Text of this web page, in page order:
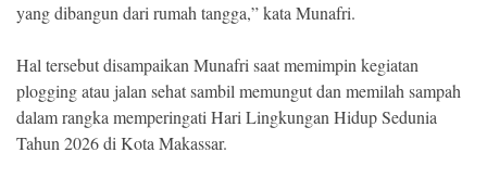
yang dibangun dari rumah tangga,” kata Munafri.
Hal tersebut disampaikan Munafri saat memimpin kegiatan
plogging atau jalan sehat sambil memungut dan memilah sampah
dalam rangka memperingati Hari Lingkungan Hidup Sedunia
Tahun 2026 di Kota Makassar.